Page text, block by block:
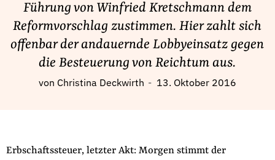
Jetzt Spenden
Geschenkspende
Bußgelder und Geldauflagen
Appelle unterzeichnen
Führung von Winfried Kretschmann dem
Reformvorschlag zustimmen. Hier zahlt sich
offenbar der andauernde Lobbyeinsatz gegen
die Besteuerung von Reichtum aus.
von Christina Deckwirth 13. Oktober 2016
Erbschaftssteuer, letzter Akt: Morgen stimmt der